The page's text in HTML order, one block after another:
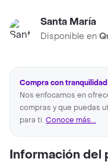
Santa María
Disponible en
Compra con
Nos enfocamos en
compras y que puedas
para ti. Conoce más...
Información del